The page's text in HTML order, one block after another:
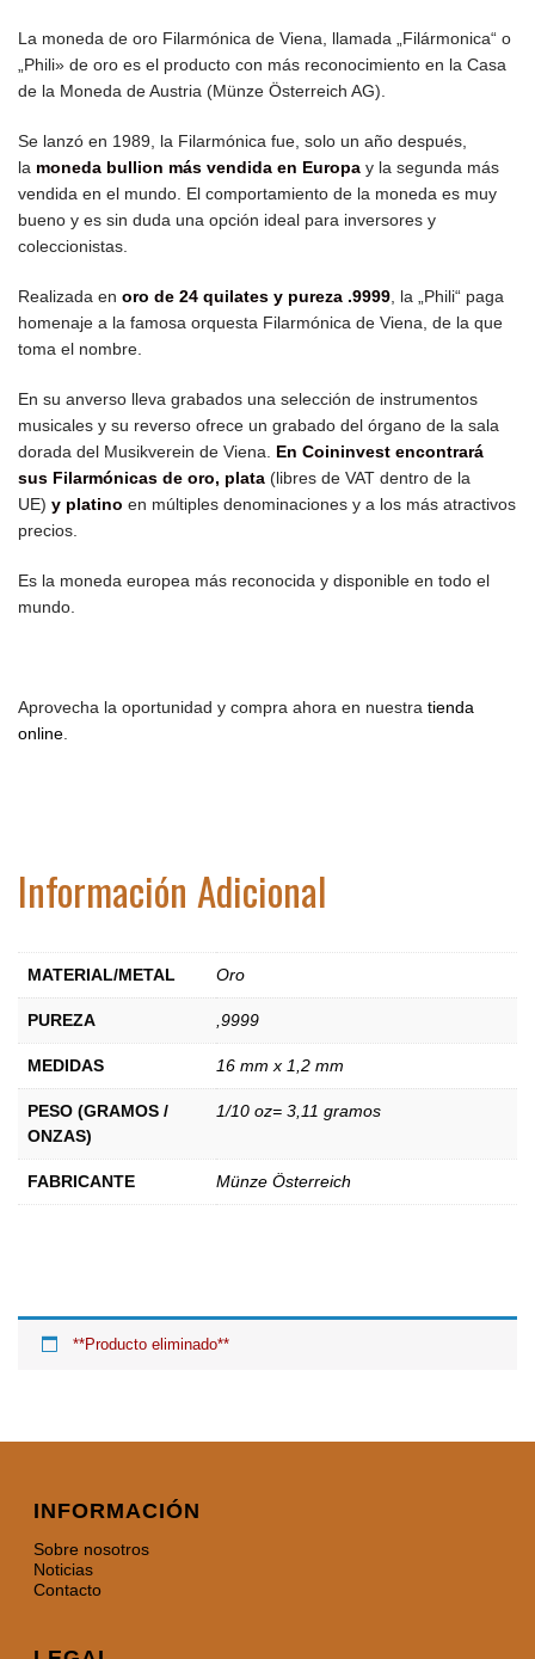
La moneda de oro Filarmónica de Viena, llamada „Filármonica“ o
„Phili» de oro es el producto con más reconocimiento en la Casa
de la Moneda de Austria (Münze Österreich AG).
Se lanzó en 1989, la Filarmónica fue, solo un año después,
la moneda bullion más vendida en Europa y la segunda más
vendida en el mundo. El comportamiento de la moneda es muy
bueno y es sin duda una opción ideal para inversores y
coleccionistas.
Realizada en oro de 24 quilates y pureza .9999, la „Phili“ paga
homenaje a la famosa orquesta Filarmónica de Viena, de la que
toma el nombre.
En su anverso lleva grabados una selección de instrumentos
musicales y su reverso ofrece un grabado del órgano de la sala
dorada del Musikverein de Viena. En Coininvest encontrará
sus Filarmónicas de oro, plata (libres de VAT dentro de la
UE) y platino en múltiples denominaciones y a los más atractivos
precios.
Es la moneda europea más reconocida y disponible en todo el
mundo.
Aprovecha la oportunidad y compra ahora en nuestra tienda
online.
Información Adicional
MATERIAL/METAL Oro
PUREZA ,9999
MEDIDAS 16 mm x 1,2 mm
PESO (GRAMOS /
ONZAS)
1/10 oz= 3,11 gramos
FABRICANTE Münze Österreich
**Producto eliminado**
INFORMACIÓN
Sobre nosotros
Noticias
Contacto